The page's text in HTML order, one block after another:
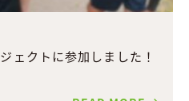
ェクトに参加しました！